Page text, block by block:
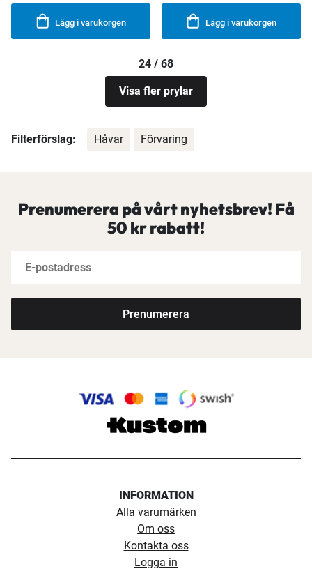
Lägg i varukorgen Lägg i varukorgen
24 / 68
Visa fler prylar
Filterförslag: Håvar Förvaring
Prenumerera på vårt nyhetsbrev! Få
50 kr rabatt!
Prenumerera
INFORMATION
Alla varumärken
Om oss
Kontakta oss
Logga in